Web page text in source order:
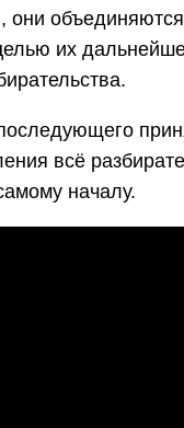
они
их
всё
началу.